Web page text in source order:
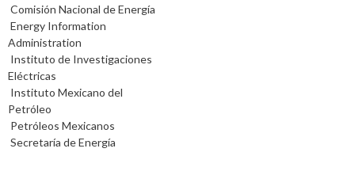
Comisión Nacional de Energía
Energy Information
Administration
Instituto de Investigaciones
Eléctricas
Instituto Mexicano del
Petróleo
Petróleos Mexicanos
Secretaría de Energía